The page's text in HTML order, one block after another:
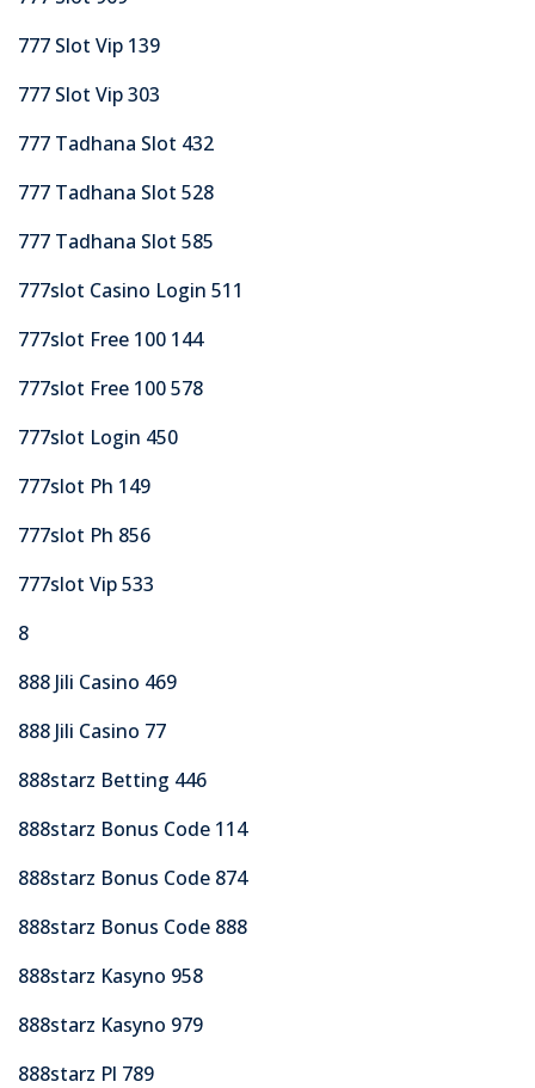
777 Slot Vip 139
777 Slot Vip 303
777 Tadhana Slot 432
777 Tadhana Slot 528
777 Tadhana Slot 585
777slot Casino Login 511
777slot Free 100 144
777slot Free 100 578
777slot Login 450
777slot Ph 149
777slot Ph 856
777slot Vip 533
8
888 Jili Casino 469
888 Jili Casino 77
888starz Betting 446
888starz Bonus Code 114
888starz Bonus Code 874
888starz Bonus Code 888
888starz Kasyno 958
888starz Kasyno 979
888starz Pl 789